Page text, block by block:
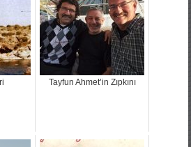
Tayfun Ahmet’in Zıpkını